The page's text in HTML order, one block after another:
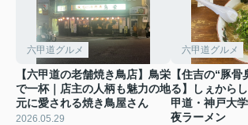
六甲道グルメ
【六甲道の老舗焼き鳥店】鳥栄
で一杯｜店主の人柄も魅力の地
元に愛される焼き鳥屋さん
2026.05.29
六甲道グルメ
【住吉の“豚
る】しぇから
甲道・神戸大
夜ラーメン